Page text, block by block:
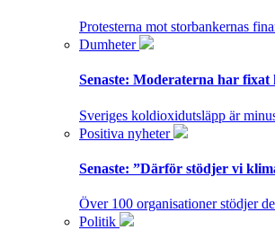
Protesterna mot storbankernas
Dumheter
Senaste: Moderaterna har fixat
Sveriges koldioxidutsläpp är
Positiva nyheter
Senaste: ”Därför stödjer vi
Över 100 organisationer stödjer
Politik